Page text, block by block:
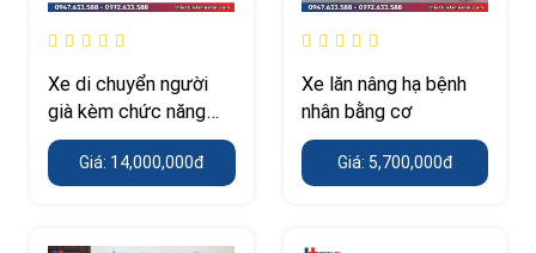
Xe di chuyển người
già kèm chức năng
tập đứng
Giá: 14,000,000đ
Xe lăn nâng hạ bệnh
nhân bằng cơ
Giá: 5,700,000đ